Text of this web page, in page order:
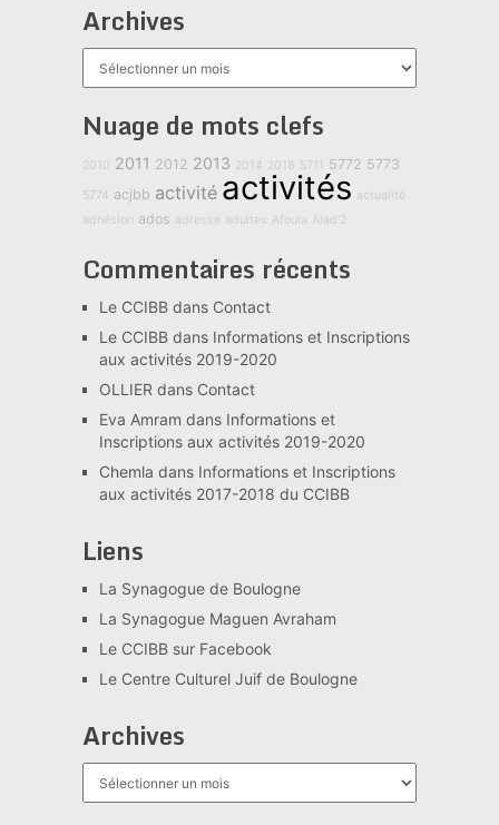
Archives
Nuage de mots clefs
2010 2011 2012 2013 2014 2018 5711 5772 5773
5774 acjbb activité activités actualité
adhésion ados adresse adultes Afoula Alad'2
Commentaires récents
Le CCIBBdans Contact
Le CCIBBdans Informations et Inscriptions
aux activités 2019-2020
OLLIER dans Contact
Eva Amram dans Informations et
Inscriptions aux activités 2019-2020
Chemla dans Informations et Inscriptions
aux activités 2017-2018 du CCIBB
Liens
La Synagogue de Boulogne
La Synagogue Maguen Avraham
Le CCIBB sur Facebook
Le Centre Culturel Juif de Boulogne
Archives